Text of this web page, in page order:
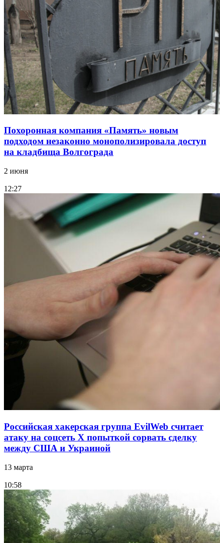
Похоронная компания «Память» новым
подходом незаконно монополизировала доступ
на кладбища Волгограда
2 июня
12:27
Российская хакерская группа EvilWeb считает
атаку на соцсеть Х попыткой сорвать сделку
между США и Украиной
13 марта
10:58